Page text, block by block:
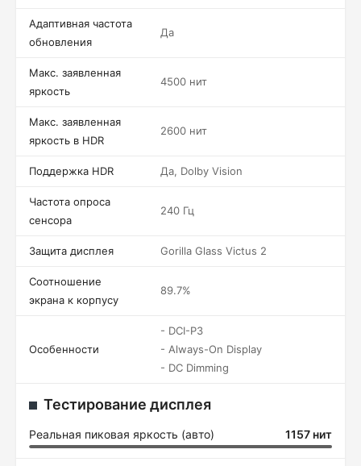
Адаптивная частота
обновления
Да
Макс. заявленная
яркость
4500 нит
Макс. заявленная
яркость в HDR
2600 нит
Поддержка HDR Да, Dolby Vision
Частота опроса
сенсора
240 Гц
Защита дисплея Gorilla Glass Victus 2
Соотношение
экрана к корпусу
89.7%
Особенности
- DCI-P3
- Always-On Display
- DC Dimming
Тестирование дисплея
Реальная пиковая яркость (авто) 1157 нит